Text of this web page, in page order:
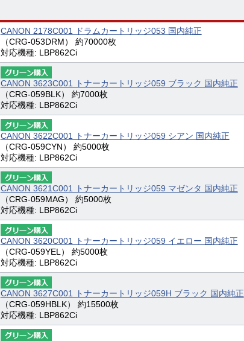
CANON 2178C001 ドラムカートリッジ053 国内純正
（CRG-053DRM） 約70000枚
対応機種: LBP862Ci
CANON 3623C001 トナーカートリッジ059 ブラック 国内純正
（CRG-059BLK） 約7000枚
対応機種: LBP862Ci
CANON 3622C001 トナーカートリッジ059 シアン 国内純正
（CRG-059CYN） 約5000枚
対応機種: LBP862Ci
CANON 3621C001 トナーカートリッジ059 マゼンタ 国内純正
（CRG-059MAG） 約5000枚
対応機種: LBP862Ci
CANON 3620C001 トナーカートリッジ059 イエロー 国内純正
（CRG-059YEL） 約5000枚
対応機種: LBP862Ci
CANON 3627C001 トナーカートリッジ059H ブラック 国内純正
（CRG-059HBLK） 約15500枚
対応機種: LBP862Ci